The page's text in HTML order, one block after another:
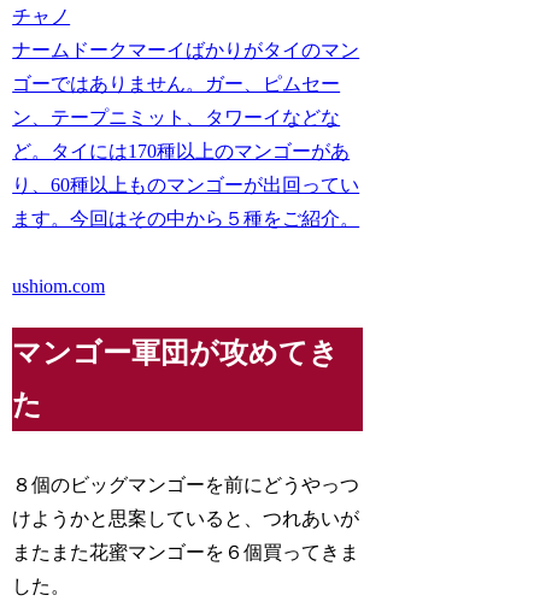
チャノ
ナームドークマーイばかりがタイのマン
ゴーではありません。ガー、ピムセー
ン、テープニミット、タワーイなどな
ど。タイには170種以上のマンゴーがあ
り、60種以上ものマンゴーが出回ってい
ます。今回はその中から５種をご紹介。
ushiom.com
マンゴー軍団が攻めてき
た
８個のビッグマンゴーを前にどうやっつ
けようかと思案していると、つれあいが
またまた花蜜マンゴーを６個買ってきま
した。